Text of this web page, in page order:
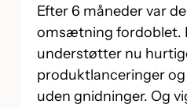
Efter 6 måneder var
omsætning fordoblet.
understøtter nu
produktlanceringer
uden gnidninger. Og